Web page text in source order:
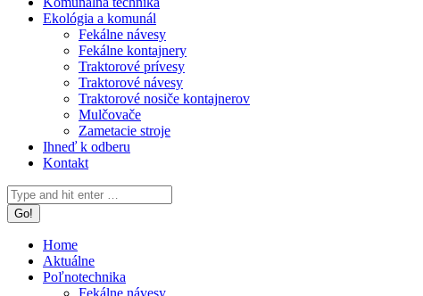
Ekológia a komunál
Fekálne návesy
Fekálne kontajnery
Traktorové prívesy
Traktorové návesy
Traktorové nosiče kontajnerov
Mulčovače
Zametacie stroje
Ihneď k odberu
Kontakt
Search:
Home
Aktuálne
Poľnotechnika
Fekálne návesy